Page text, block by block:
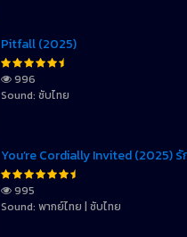
Pitfall (2025)
996
Sound: ซับไทย
You’re Cordially Invited (2025) รั
995
Sound: พากย์ไทย | ซับไทย